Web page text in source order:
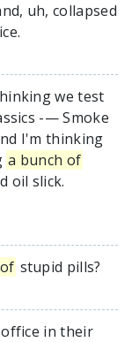
uh, collapsed
we test
-— Smoke
I'm thinking
a bunch of
oil slick.
stupid pills?
in their